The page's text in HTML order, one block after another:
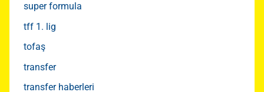
super formula
tff 1. lig
tofaş
transfer
transfer haberleri